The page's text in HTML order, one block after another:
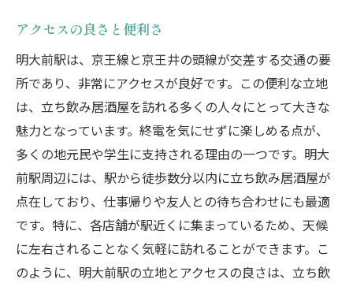
アクセスの良さと便利さ
明大前駅は、京王線と京王井の頭線が交差する交通の要
所であり、非常にアクセスが良好です。この便利な立地
は、立ち飲み居酒屋を訪れる多くの人々にとって大きな
魅力となっています。終電を気にせずに楽しめる点が、
多くの地元民や学生に支持される理由の一つです。明大
前駅周辺には、駅から徒歩数分以内に立ち飲み居酒屋が
点在しており、仕事帰りや友人との待ち合わせにも最適
です。特に、各店舗が駅近くに集まっているため、天候
に左右されることなく気軽に訪れることができます。こ
のように、明大前駅の立地とアクセスの良さは、立ち飲